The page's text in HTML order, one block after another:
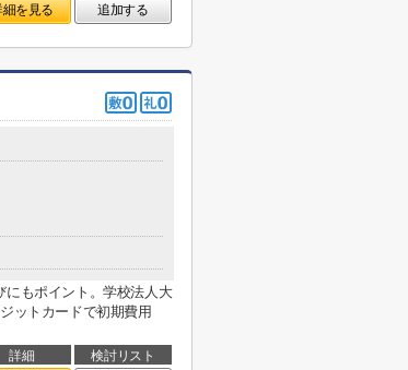
細を見る 追加する
にもポイント。学校法人大
ットカードで初期費用
詳細
検討リスト